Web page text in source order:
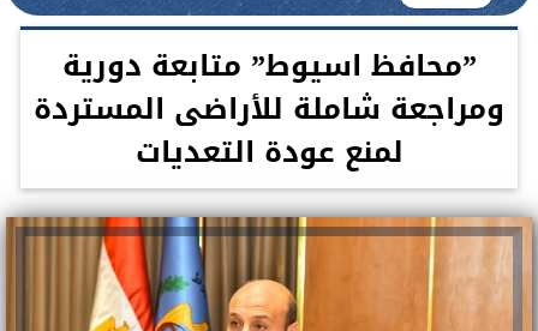
”محافظ اسيوط” متابعة دورية
ومراجعة شاملة للأراضى المستردة
لمنع عودة التعديات